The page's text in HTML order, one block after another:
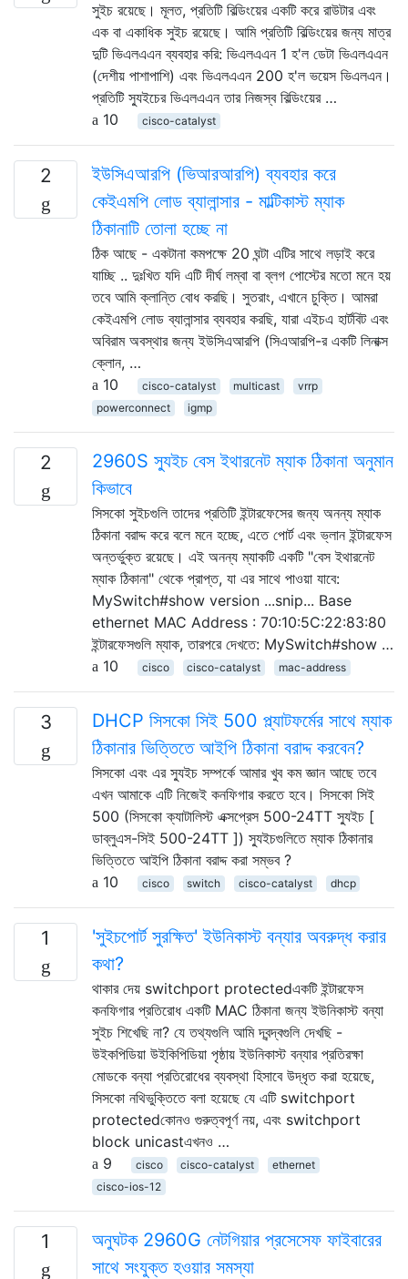
সুইচ রয়েছে। মূলত, প্রতিটি বিল্ডিংয়ের একটি করে রাউটার এবং
এক বা একাধিক সুইচ রয়েছে। আমি প্রতিটি বিল্ডিংয়ের জন্য মাত্র
দুটি ভিএলএএন ব্যবহার করি: ভিএলএএন 1 হ'ল ডেটা ভিএলএএন
(দেশীয় পাশাপাশি) এবং ভিএলএএন 200 হ'ল ভয়েস ভিএলএন।
প্রতিটি স্যুইচের ভিএলএএন তার নিজস্ব বিল্ডিংয়ের …
10
cisco-catalyst
2
ইউসিএআরপি (ভিআরআরপি) ব্যবহার করে
কেইএমপি লোড ব্যালান্সার - মাল্টিকাস্ট ম্যাক
ঠিকানাটি তোলা হচ্ছে না
ঠিক আছে - একটানা কমপক্ষে 20 ঘন্টা এটির সাথে লড়াই করে
যাচ্ছি .. দুঃখিত যদি এটি দীর্ঘ লম্বা বা ব্লগ পোস্টের মতো মনে হয়
তবে আমি ক্লান্তি বোধ করছি। সুতরাং, এখানে চুক্তি। আমরা
কেইএমপি লোড ব্যালান্সার ব্যবহার করছি, যারা এইচএ হার্টবিট এবং
অবিরাম অবস্থার জন্য ইউসিএআরপি (সিএআরপি-র একটি লিনাক্স
ক্লোন, …
10
cisco-catalyst multicast
vrrp
powerconnect
igmp
2
2960S স্যুইচ বেস ইথারনেট ম্যাক ঠিকানা অনুমান
কিভাবে
সিসকো সুইচগুলি তাদের প্রতিটি ইন্টারফেসের জন্য অনন্য ম্যাক
ঠিকানা বরাদ্দ করে বলে মনে হচ্ছে, এতে পোর্ট এবং ভ্লান ইন্টারফেস
অন্তর্ভুক্ত রয়েছে। এই অনন্য ম্যাকটি একটি "বেস ইথারনেট
ম্যাক ঠিকানা" থেকে প্রাপ্ত, যা এর সাথে পাওয়া যাবে:
MySwitch#show version ...snip... Base
ethernet MAC Address : 70:10:5C:22:83:80
ইন্টারফেসগুলি ম্যাক, তারপরে দেখতে: MySwitch#show …
10
cisco cisco-catalyst mac-address
3
DHCP সিসকো সিই 500 প্ল্যাটফর্মের সাথে ম্যাক
ঠিকানার ভিত্তিতে আইপি ঠিকানা বরাদ্দ করবেন?
সিসকো এবং এর স্যুইচ সম্পর্কে আমার খুব কম জ্ঞান আছে তবে
এখন আমাকে এটি নিজেই কনফিগার করতে হবে। সিসকো সিই
500 (সিসকো ক্যাটালিস্ট এক্সপ্রেস 500-24TT স্যুইচ [
ডাব্লুএস-সিই 500-24TT ]) স্যুইচগুলিতে ম্যাক ঠিকানার
ভিত্তিতে আইপি ঠিকানা বরাদ্দ করা সম্ভব ?
10
cisco switch cisco-catalyst dhcp
1
'সুইচপোর্ট সুরক্ষিত' ইউনিকাস্ট বন্যার অবরুদ্ধ করার
কথা?
থাকার দেয় switchport protectedএকটি ইন্টারফেস
কনফিগার প্রতিরোধ একটি MAC ঠিকানা জন্য ইউনিকাস্ট বন্যা
সুইচ শিখেছি না? যে তথ্যগুলি আমি দ্বন্দ্বগুলি দেখছি -
উইকপিডিয়া উইকিপিডিয়া পৃষ্ঠায় ইউনিকাস্ট বন্যার প্রতিরক্ষা
মোডকে বন্যা প্রতিরোধের ব্যবস্থা হিসাবে উদ্ধৃত করা হয়েছে,
সিসকো নথিভুক্তিতে বলা হয়েছে যে এটি switchport
protectedকোনও গুরুত্বপূর্ণ নয়, এবং switchport
block unicastএখনও …
9
cisco cisco-catalyst
ethernet
cisco-ios-12
1
অনুঘটক 2960G নেটগিয়ার প্রসেসেফ ফাইবারের
সাথে সংযুক্ত হওয়ার সমস্যা